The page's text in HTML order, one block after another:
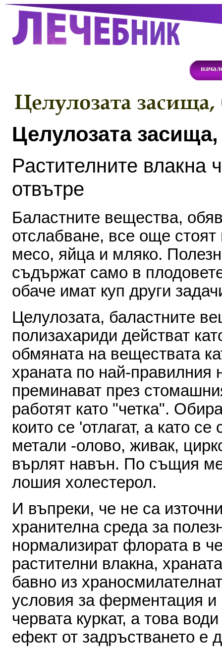
Целулозата
Целулозата
Растителните влакна
отвътре
Баластните вещества,
отслабване, все още стоят
месо, яйца и мля­ко.
съдър­жат само в
обаче имат куп други
Целулозата, баластните
полизахариди действат
обмяната на веществата
храната по най-правилния
преминават през
работят като "чет­ка".
които се 'отла­гат, а като се
метали -олово, живак,
върлят навън. По същия
лошия холестерол.
И въпреки, че не са
хранителна среда за
нормализират флората в
расти­телни влакна, храната
бавно из
условия за ферментация и
червата куркат, а това води
ефект от задръст­ването е